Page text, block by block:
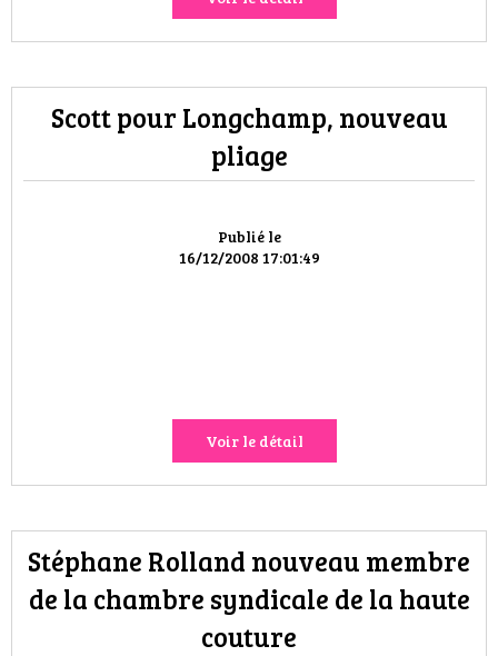
Publié le
16/12/2008 17:01:49
Scott pour Longchamp, nouveau
pliage
Voir le détail
Stéphane Rolland nouveau membre
de la chambre syndicale de la haute
couture